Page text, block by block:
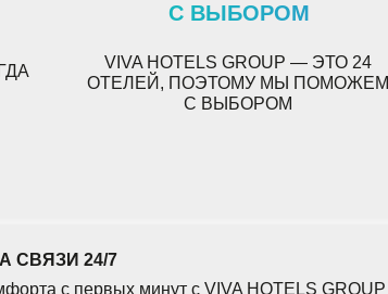
VIVA HOTELS GROUP — ЭТО 24
ОТЕЛЕЙ, ПОЭТОМУ МЫ ПОМОЖЕМ
С ВЫБОРОМ
С ВЫБОРОМ